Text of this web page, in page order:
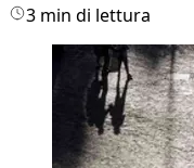
3 min di lettura